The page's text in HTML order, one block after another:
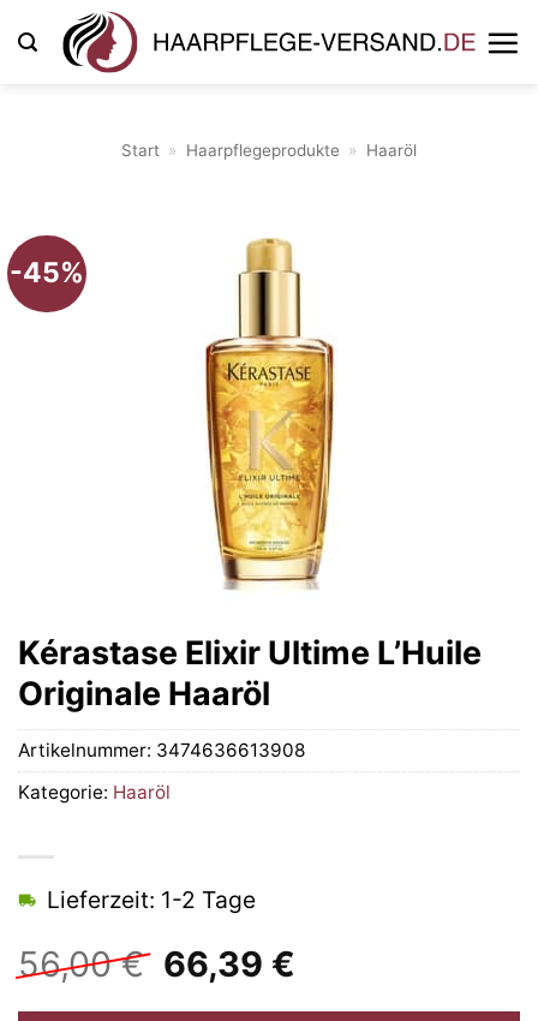
Inhalt
Start » Haarpflegeprodukte » Haaröl
-45%
Kérastase Elixir Ultime L’Huile
Originale Haaröl
56,00€ Ursprünglicher
Preis
66,39 €
Lieferzeit: 1-2 Tage
Artikelnummer: 3474636613908
Kategorie: Haaröl